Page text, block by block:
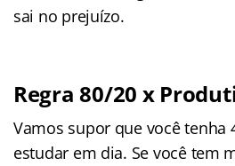
sai no prejuízo.
Regra 80/20 x
Vamos supor que você tenha
estudar em dia. Se você tem